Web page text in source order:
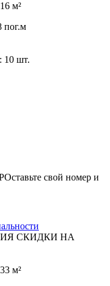
м²
пог.м
10 шт.
Оставьте свой номер и
СКИДКИ НА
м²